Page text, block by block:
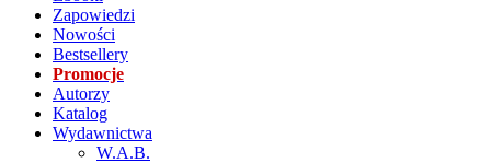
Zapowiedzi
Nowości
Bestsellery
Promocje
Autorzy
Katalog
Wydawnictwa
W.A.B.